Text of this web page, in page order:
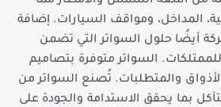
المداخل، ومواقف السيارات. إضافة
أيضًا حلول السواتر التي تضمن
السواتر متوفرة بتصاميم
والمتطلبات. تُصنع السواتر من
بما يحقق الاستدامة والجودة على